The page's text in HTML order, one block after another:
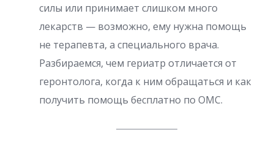
силы или принимает слишком много
лекарств — возможно, ему нужна помощь
не терапевта, а специального врача.
Разбираемся, чем гериатр отличается от
геронтолога, когда к ним обращаться и как
получить помощь бесплатно по ОМС.